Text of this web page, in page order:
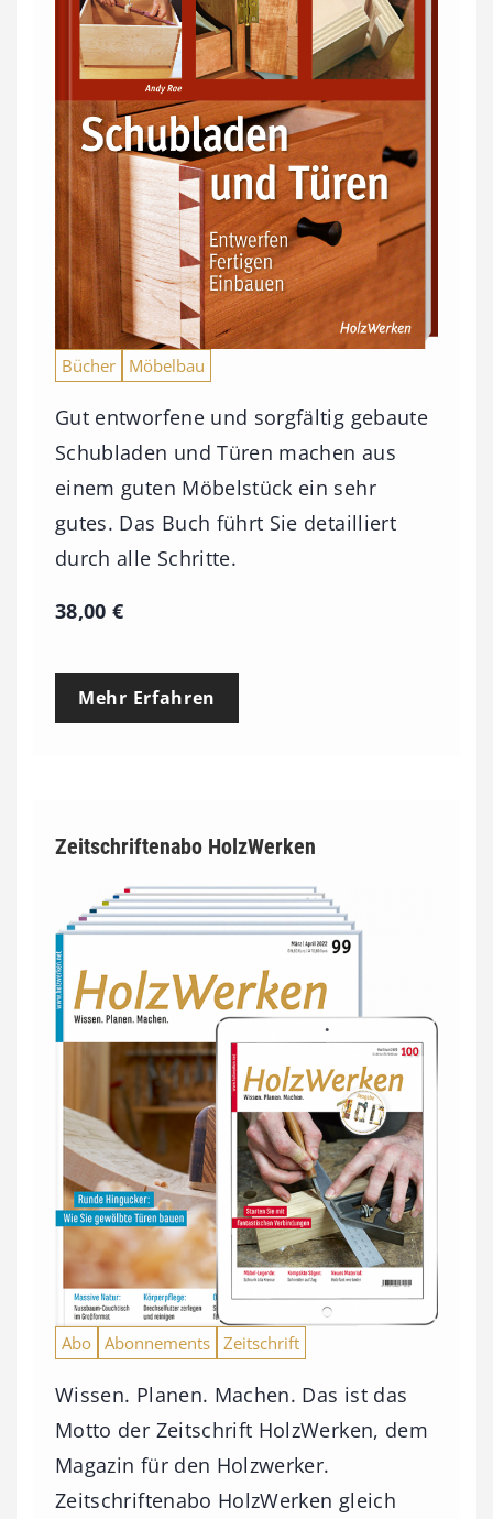
Bücher Möbelbau
Gut entworfene und sorgfältig gebaute
Schubladen und Türen machen aus
einem guten Möbelstück ein sehr
gutes. Das Buch führt Sie detailliert
durch alle Schritte.
38,00€
Mehr Erfahren
Zeitschriftenabo HolzWerken
Abo Abonnements Zeitschrift
Wissen. Planen. Machen. Das ist das
Motto der Zeitschrift HolzWerken, dem
Magazin für den Holzwerker.
Zeitschriftenabo HolzWerken gleich